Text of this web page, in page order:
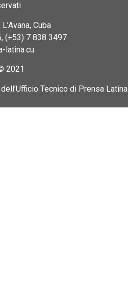
Cuba
(+53) 7 838 3497
latina.cu
2021
Tecnico di Prensa Latina.